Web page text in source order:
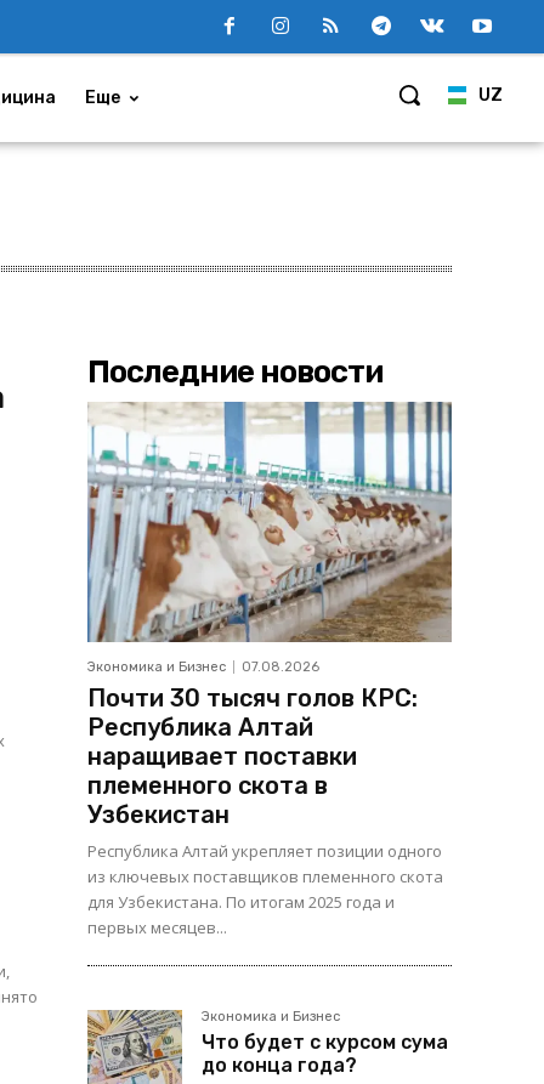
UZ
Еще
Последние новости
Экономика и Бизнес 07.08.2026
Почти 30 тысяч голов КРС:
Республика Алтай
наращивает поставки
племенного скота в
Узбекистан
Республика Алтай укрепляет позиции одного
из ключевых поставщиков племенного скота
для Узбекистана. По итогам 2025 года и
первых месяцев...
Экономика и Бизнес
Что будет с курсом сума
до конца года?